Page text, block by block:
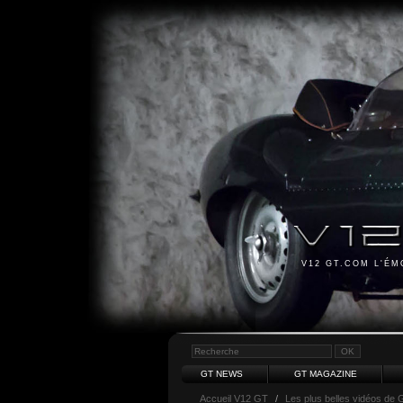
V12 GT.COM
GT NEWS GT MAGAZINE
Accueil V12 GT / Les plus belles vidéos de